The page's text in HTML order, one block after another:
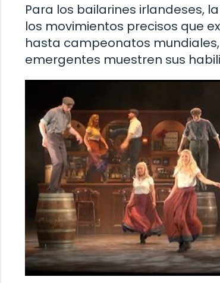
Para los bailarines irlandeses,
los movimientos precisos que
hasta campeonatos
emergentes muestren sus